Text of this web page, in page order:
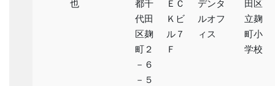
也
都千
代田
区麹
町２
－６
－５
ＥＣ
Ｋビ
ル７
Ｆ
デンタ
ルオフ
ィス
田区
立麹
町小
学校